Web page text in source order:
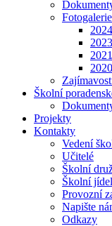
Školní
Projekty
Kontakty
Vedení
Učitelé
Školní
Školní
Provozní
Napište
Odkazy